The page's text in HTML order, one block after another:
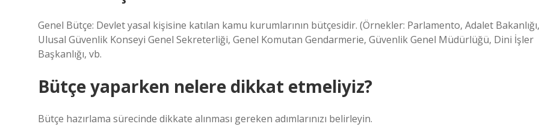
Genel Bütçe: Devlet yasal kişisine katılan kamu kurumlarının bütçesidir. (Örnekler: Parlamento, Adalet Bakanlığı,
Ulusal Güvenlik Konseyi Genel Sekreterliği, Genel Komutan Gendarmerie, Güvenlik Genel Müdürlüğü, Dini İşler
Başkanlığı, vb.
Bütçe yaparken nelere dikkat etmeliyiz?
Bütçe hazırlama sürecinde dikkate alınması gereken adımlarınızı belirleyin.